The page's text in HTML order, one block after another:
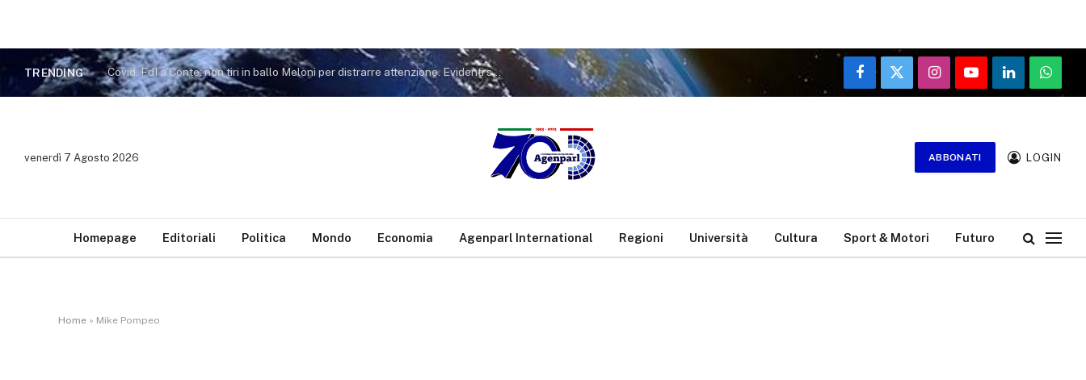
TRENDING Covid. FdI a Conte: non tiri in ballo Meloni per distrarre attenzione. Evidenti sue responsabilità nella gestione pandemia
Facebook
X
(Twitter)
InstagramYouTubeLinkedIn
venerdì 7 Agosto 2026 ABBONATI LOGIN
Homepage Editoriali Politica Mondo Economia Agenparl International Regioni Università Cultura Sport & Motori Futuro
Home » Mike Pompeo